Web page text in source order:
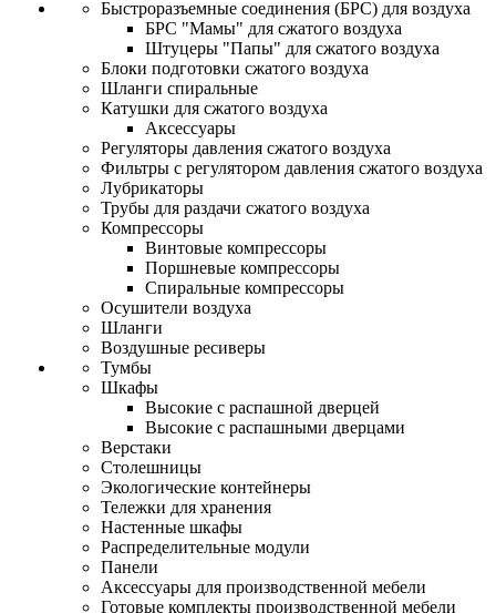
Быстроразъемные соединения (БРС) для воздуха
БРС "Мамы" для сжатого воздуха
Штуцеры "Папы" для сжатого воздуха
Блоки подготовки сжатого воздуха
Шланги спиральные
Катушки для сжатого воздуха
Аксессуары
Регуляторы давления сжатого воздуха
Фильтры с регулятором давления сжатого воздуха
Лубрикаторы
Трубы для раздачи сжатого воздуха
Компрессоры
Винтовые компрессоры
Поршневые компрессоры
Спиральные компрессоры
Осушители воздуха
Шланги
Воздушные ресиверы
Тумбы
Шкафы
Высокие с распашной дверцей
Высокие с распашными дверцами
Верстаки
Столешницы
Экологические контейнеры
Тележки для хранения
Настенные шкафы
Распределительные модули
Панели
Аксессуары для производственной мебели
Готовые комплекты производственной мебели